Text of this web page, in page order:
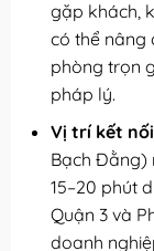
gặp khách,
có thể nâng
phòng trọn
pháp lý.
Vị trí kết
Bạch Đằng)
15–20 phút
Quận 3 và
doanh